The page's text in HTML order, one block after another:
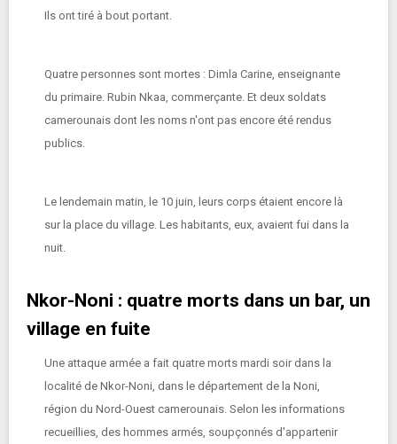
Ils ont tiré à bout portant.
Quatre personnes sont mortes : Dimla Carine, enseignante
du primaire. Rubin Nkaa, commerçante. Et deux soldats
camerounais dont les noms n'ont pas encore été rendus
publics.
Le lendemain matin, le 10 juin, leurs corps étaient encore là
sur la place du village. Les habitants, eux, avaient fui dans la
nuit.
Nkor-Noni : quatre morts dans un bar, un
village en fuite
Une attaque armée a fait quatre morts mardi soir dans la
localité de Nkor-Noni, dans le département de la Noni,
région du Nord-Ouest camerounais. Selon les informations
recueillies, des hommes armés, soupçonnés d'appartenir